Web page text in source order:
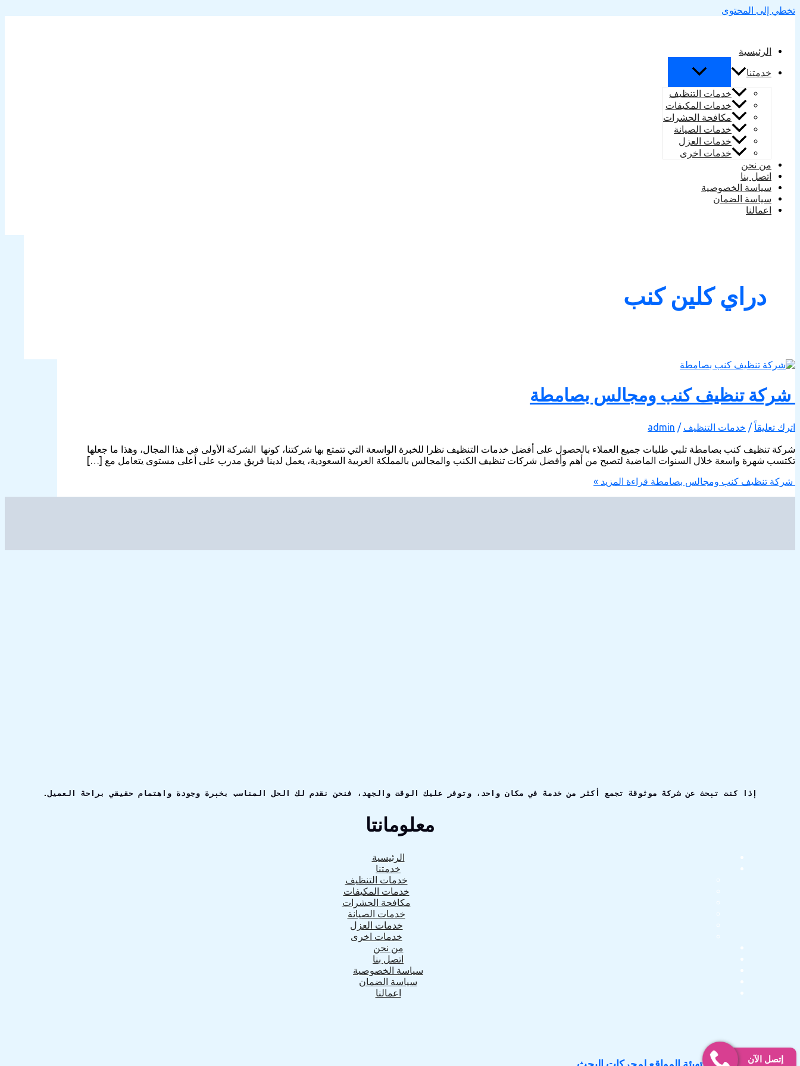
تخطي إلى المحتوى
الرئيسية
خدمتنا
خدمات التنظيف
خدمات المكيفات
مكافحة الحشرات
خدمات الصيانة
خدمات العزل
خدمات اخرى
من نحن
اتصل بنا
سياسة الخصوصية
سياسة الضمان
اعمالنا
دراي كلين كنب
شركة تنظيف كنب ومجالس بصامطة
اترك تعليقاً / خدمات التنظيف /
admin
شركة تنظيف كنب بصامطة تلبي طلبات جميع العملاء بالحصول على أفضل خدمات التنظيف نظرا للخبرة الواسعة التي تتمتع بها شركتنا، كونها الشركة الأولى في هذا المجال، وهذا ما جعلها
تكتسب شهرة واسعة خلال السنوات الماضية لتصبح من أهم وأفضل شركات تنظيف الكنب والمجالس بالمملكة العربية السعودية، يعمل لدينا فريق مدرب على أعلى مستوى يتعامل مع […]
شركة تنظيف كنب ومجالس بصامطة قراءة المزيد »
إذا كنت تبحث عن شركة موثوقة تجمع أكثر من خدمة في مكان واحد، وتوفر عليك الوقت والجهد، فنحن نقدم لك الحل المناسب بخبرة وجودة واهتمام حقيقي براحة العميل.
معلومانتا
الرئيسية
خدمتنا
خدمات التنظيف
خدمات المكيفات
مكافحة الحشرات
خدمات الصيانة
خدمات العزل
خدمات اخرى
من نحن
اتصل بنا
سياسة الخصوصية
سياسة الضمان
اعمالنا
إتصل الآن